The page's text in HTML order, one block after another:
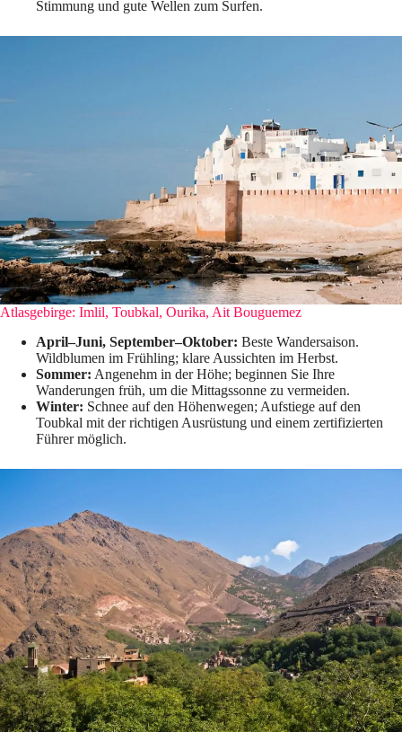
Stimmung und gute Wellen zum Surfen.
Atlasgebirge: Imlil, Toubkal, Ourika, Ait Bouguemez
April–Juni, September–Oktober: Beste Wandersaison.
Wildblumen im Frühling; klare Aussichten im Herbst.
Sommer: Angenehm in der Höhe; beginnen Sie Ihre
Wanderungen früh, um die Mittagssonne zu vermeiden.
Winter: Schnee auf den Höhenwegen; Aufstiege auf den
Toubkal mit der richtigen Ausrüstung und einem zertifizierten
Führer möglich.